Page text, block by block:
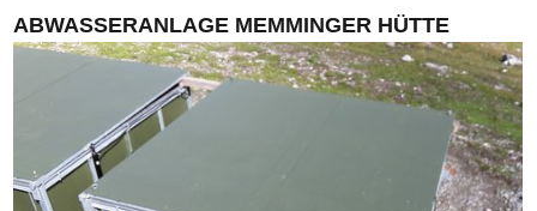
ABWASSERANLAGE MEMMINGER HÜTTE